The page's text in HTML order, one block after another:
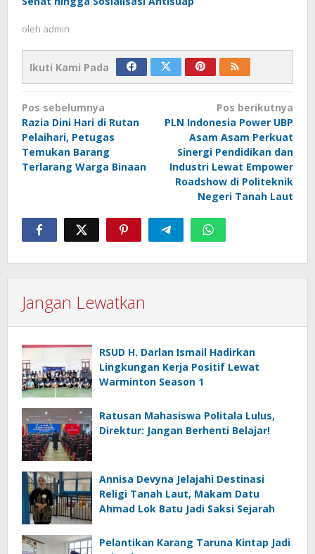
oleh admin
Ikuti Kami Pada
Navigasi
pos
Pos sebelumnya
Razia Dini Hari di Rutan
Pelaihari, Petugas
Temukan Barang
Terlarang Warga Binaan
Pos berikutnya
PLN Indonesia Power UBP
Asam Asam Perkuat
Sinergi Pendidikan dan
Industri Lewat Empower
Roadshow di Politeknik
Negeri Tanah Laut
Jangan Lewatkan
RSUD H. Darlan Ismail Hadirkan
Lingkungan Kerja Positif Lewat
Warminton Season 1
Ratusan Mahasiswa Politala Lulus,
Direktur: Jangan Berhenti Belajar!
Annisa Devyna Jelajahi Destinasi
Religi Tanah Laut, Makam Datu
Ahmad Lok Batu Jadi Saksi Sejarah
Pelantikan Karang Taruna Kintap Jadi